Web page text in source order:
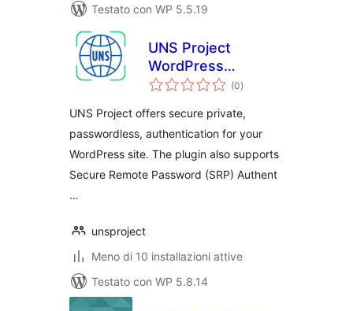
Testato con WP 5.5.19
UNS Project
WordPress
Authentication
(0valutazioni
totali
)
UNS Project offers secure private,
passwordless, authentication for your
WordPress site. The plugin also supports
Secure Remote Password (SRP) Authent
…
unsproject
Meno di 10 installazioni attive
Testato con WP 5.8.14